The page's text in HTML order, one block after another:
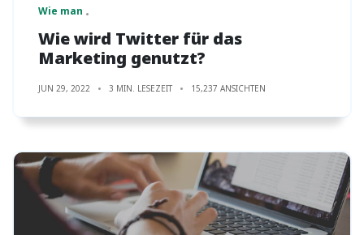
Wie man
Wie wird Twitter für das
Marketing genutzt?
JUN 29, 2022 3 MIN. LESEZEIT 15,237 ANSICHTEN